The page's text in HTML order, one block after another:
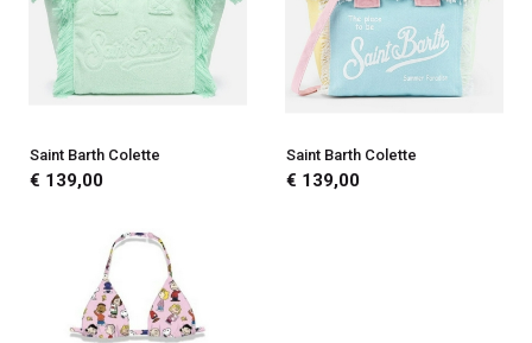
Saint Barth Colette
€ 139,00
Saint Barth Colette
€ 139,00